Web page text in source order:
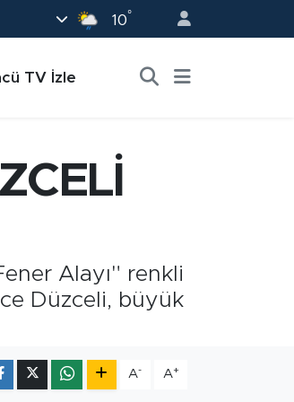
10°
TV İzle
Alayı" renkli
Düzceli, büyük
A- A+